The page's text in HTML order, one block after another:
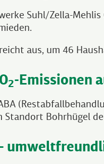
Suhl/Zella-
aus, um 46
2-Emissionen
Standort Bohrhügel